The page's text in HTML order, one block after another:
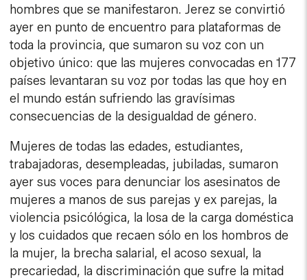
hombres que se manifestaron. Jerez se convirtió
ayer en punto de encuentro para plataformas de
toda la provincia, que sumaron su voz con un
objetivo único: que las mujeres convocadas en 177
países levantaran su voz por todas las que hoy en
el mundo están sufriendo las gravísimas
consecuencias de la desigualdad de género.
Mujeres de todas las edades, estudiantes,
trabajadoras, desempleadas, jubiladas, sumaron
ayer sus voces para denunciar los asesinatos de
mujeres a manos de sus parejas y ex parejas, la
violencia psicólógica, la losa de la carga doméstica
y los cuidados que recaen sólo en los hombros de
la mujer, la brecha salarial, el acoso sexual, la
precariedad, la discriminación que sufre la mitad